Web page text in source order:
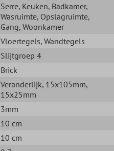
Serre, Keuken, Badkamer,
Wasruimte, Opslagruimte,
Gang, Woonkamer
Vloertegels, Wandtegels
Slijtgroep 4
Brick
Veranderlijk, 15x105mm,
15x25mm
3mm
10 cm
10 cm